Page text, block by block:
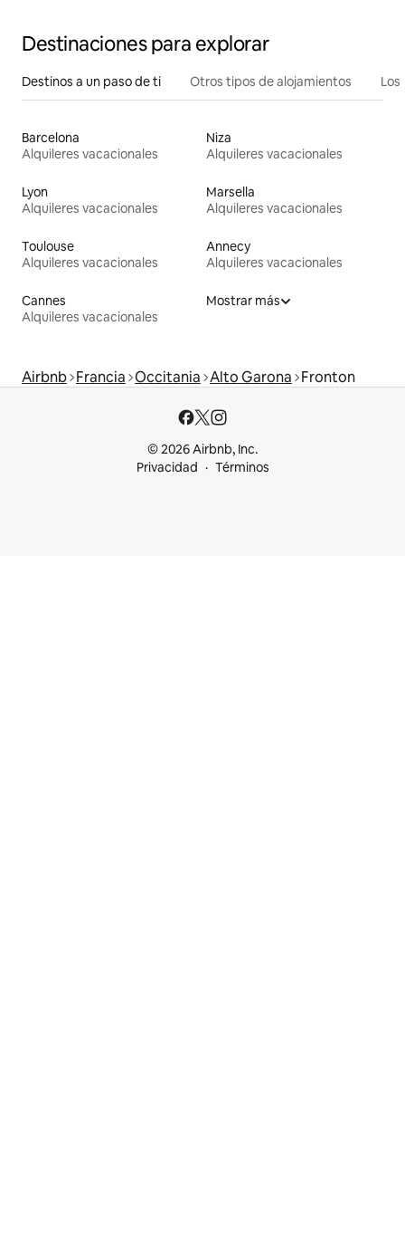
Destinaciones para explorar
Destinos a un paso de ti Otros tipos de alojamientos
Barcelona
Alquileres vacacionales
Niza
Alquileres vacacionales
Lyon
Alquileres vacacionales
Marsella
Alquileres vacacionales
Toulouse
Alquileres vacacionales
Annecy
Alquileres vacacionales
Cannes
Alquileres vacacionales
Mostrar más
Airbnb Francia Occitania Alto Garona Fronton
© 2026 Airbnb, Inc.
Privacidad
Términos